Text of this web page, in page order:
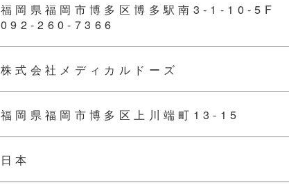
福岡県福岡市博多区博多駅南3-1-10-5F
092-260-7366
株式会社メディカルドーズ
福岡県福岡市博多区上川端町13-15
日本